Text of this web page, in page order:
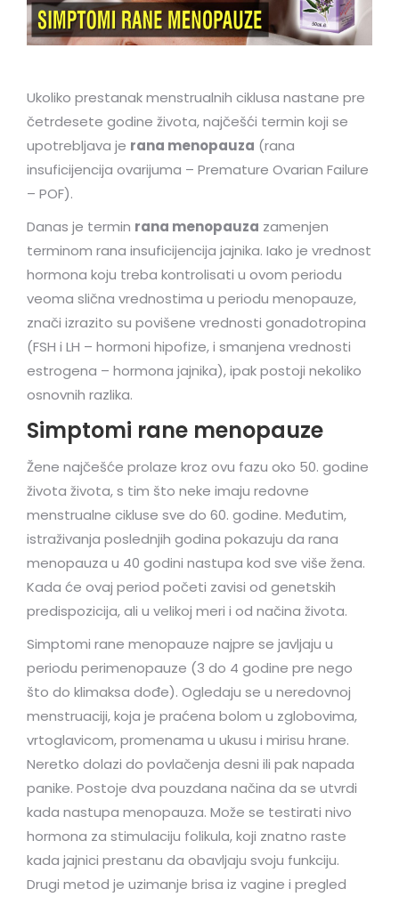
Ukoliko prestanak menstrualnih ciklusa nastane pre
četrdesete godine života, najčešći termin koji se
upotrebljava je rana menopauza (rana
insuficijencija ovarijuma – Premature Ovarian Failure
– POF).
Danas je termin rana menopauza zamenjen
terminom rana insuficijencija jajnika. Iako je vrednost
hormona koju treba kontrolisati u ovom periodu
veoma slična vrednostima u periodu menopauze,
znači izrazito su povišene vrednosti gonadotropina
(FSH i LH – hormoni hipofize, i smanjena vrednosti
estrogena – hormona jajnika), ipak postoji nekoliko
osnovnih razlika.
Simptomi rane menopauze
Žene najčešće prolaze kroz ovu fazu oko 50. godine
života života, s tim što neke imaju redovne
menstrualne cikluse sve do 60. godine. Međutim,
istraživanja poslednjih godina pokazuju da rana
menopauza u 40 godini nastupa kod sve više žena.
Kada će ovaj period početi zavisi od genetskih
predispozicija, ali u velikoj meri i od načina života.
Simptomi rane menopauze najpre se javljaju u
periodu perimenopauze (3 do 4 godine pre nego
što do klimaksa dođe). Ogledaju se u neredovnoj
menstruaciji, koja je praćena bolom u zglobovima,
vrtoglavicom, promenama u ukusu i mirisu hrane.
Neretko dolazi do povlačenja desni ili pak napada
panike. Postoje dva pouzdana načina da se utvrdi
kada nastupa menopauza. Može se testirati nivo
hormona za stimulaciju folikula, koji znatno raste
kada jajnici prestanu da obavljaju svoju funkciju.
Drugi metod je uzimanje brisa iz vagine i pregled